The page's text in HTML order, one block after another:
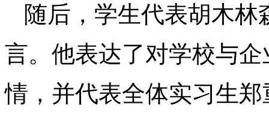
随后，学生代表胡木林
言。他表达了对学校与
情，并代表全体实习生